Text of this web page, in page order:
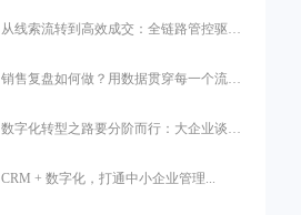
从线索流转到高效成交：全链路管控驱动...
销售复盘如何做？用数据贯穿每一个流程...
数字化转型之路要分阶而行：大企业谈战...
CRM + 数字化，打通中小企业管理...